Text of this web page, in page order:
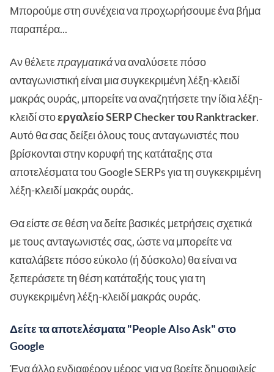
Μπορούμε στη συνέχεια να προχωρήσουμε ένα βήμα
παραπέρα...
Αν θέλετεπραγματικάνα αναλύσετε πόσο
ανταγωνιστική είναι μια συγκεκριμένη λέξη-κλειδί
μακράς ουράς, μπορείτε να αναζητήσετε την ίδια λέξη-
κλειδί στοεργαλείο SERP Checker του Ranktracker.
Αυτό θα σας δείξει όλους τους ανταγωνιστές που
βρίσκονται στην κορυφή της κατάταξης στα
αποτελέσματα του Google SERPs για τη συγκεκριμένη
λέξη-κλειδί μακράς ουράς.
Θα είστε σε θέση να δείτε βασικές μετρήσεις σχετικά
με τους ανταγωνιστές σας, ώστε να μπορείτε να
καταλάβετε πόσο εύκολο (ή δύσκολο) θα είναι να
ξεπεράσετε τη θέση κατάταξής τους για τη
συγκεκριμένη λέξη-κλειδί μακράς ουράς.
Δείτε τα αποτελέσματα "People Also Ask" στο
Google
Ένα άλλο ενδιαφέρον μέρος για να βρείτε δημοφιλείς